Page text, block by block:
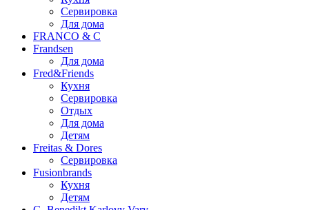
Сервировка
Для дома
FRANCO & C
Frandsen
Для дома
Fred&Friends
Кухня
Сервировка
Отдых
Для дома
Детям
Freitas & Dores
Сервировка
Fusionbrands
Кухня
Детям